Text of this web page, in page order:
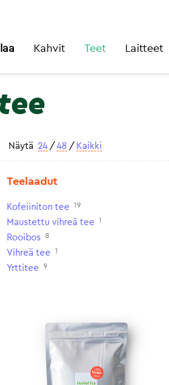
Kahvit Teet Laitteet
Näytä 24 / 48 / Kaikki
Teelaadut
Kofeiiniton tee 19
Maustettu vihreä tee 1
Rooibos 8
Vihreä tee 1
Yrttitee 9